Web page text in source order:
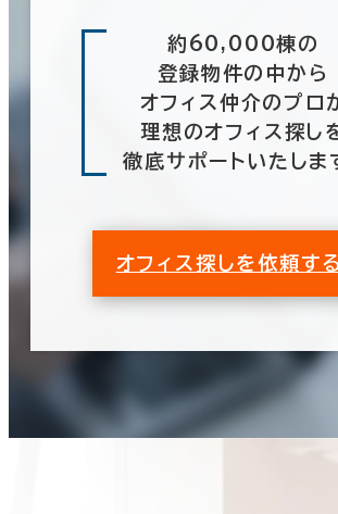
約60,000棟の
登録物件の中から
オフィス仲介のプロ
理想のオフィス探し
徹底サポートいたしま
オフィス探しを依頼する